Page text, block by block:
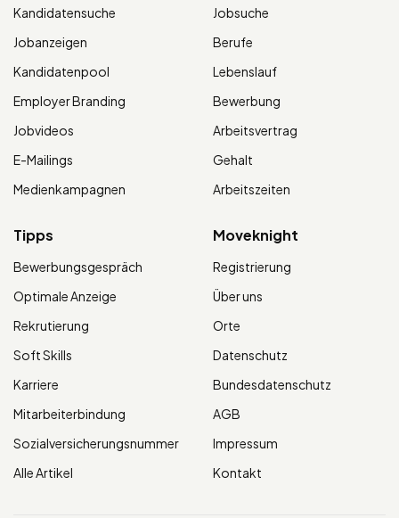
Kandidatensuche
Jobanzeigen
Kandidatenpool
Employer Branding
Jobvideos
E-Mailings
Medienkampagnen
Jobsuche
Berufe
Lebenslauf
Bewerbung
Arbeitsvertrag
Gehalt
Arbeitszeiten
Tipps
Bewerbungsgespräch
Optimale Anzeige
Rekrutierung
Soft Skills
Karriere
Mitarbeiterbindung
Sozialversicherungsnummer
Alle Artikel
Moveknight
Registrierung
Über uns
Orte
Datenschutz
Bundesdatenschutz
AGB
Impressum
Kontakt